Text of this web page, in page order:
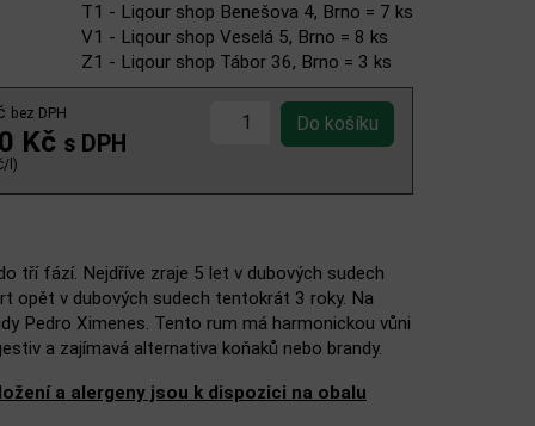
T1 - Liqour shop Benešova 4, Brno = 7 ks
V1 - Liqour shop Veselá 5, Brno = 8 ks
Z1 - Liqour shop Tábor 36, Brno = 3 ks
bez DPH
Kč s DPH
l)
tří fází. Nejdříve zraje 5 let v dubových sudech
opět v dubových sudech tentokrát 3 roky. Na
Pedro Ximenes. Tento rum má harmonickou vůni
a zajímavá alternativa koňaků nebo brandy.
a alergeny jsou k dispozici na obalu